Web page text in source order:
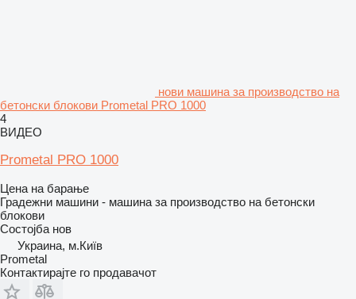
нови машина за производство на
бетонски блокови Prometal PRO 1000
4
ВИДЕО
Prometal PRO 1000
Цена на барање
Градежни машини - машина за производство на бетонски
блокови
Состојба нов
Украина, м.Київ
Prometal
Контактирајте го продавачот